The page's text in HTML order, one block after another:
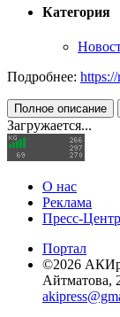
Категория
Подробнее:
Полное описание
Загружается...
О нас
Реклама
Пресс-Центр
Портал
©2026
Айтматова,